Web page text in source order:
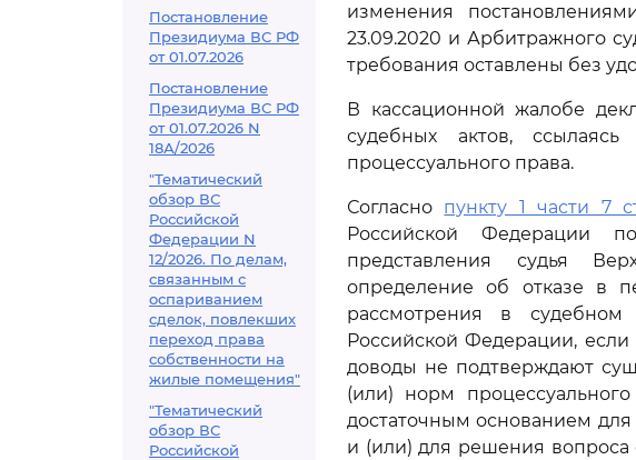
Постановление
Президиума ВС РФ
от 01.07.2026
Постановление
Президиума ВС РФ
от 01.07.2026 N
18А/2026
"Тематический
обзор ВС
Российской
Федерации N
12/2026. По делам,
связанным с
оспариванием
сделок, повлекших
переход права
собственности на
жилые помещения"
"Тематический
обзор ВС
Российской
изменения
23.09.2020 и Арбитражного
требования оставлены без
В кассационной жалобе
судебных актов,
процессуального права.
Согласно пункту 1 части 7
Российской Федерации
представления судья
определение об отказе в
рассмотрения в судебном
Российской Федерации,
доводы не подтверждают
(или) норм
достаточным основанием
и (или) для решения